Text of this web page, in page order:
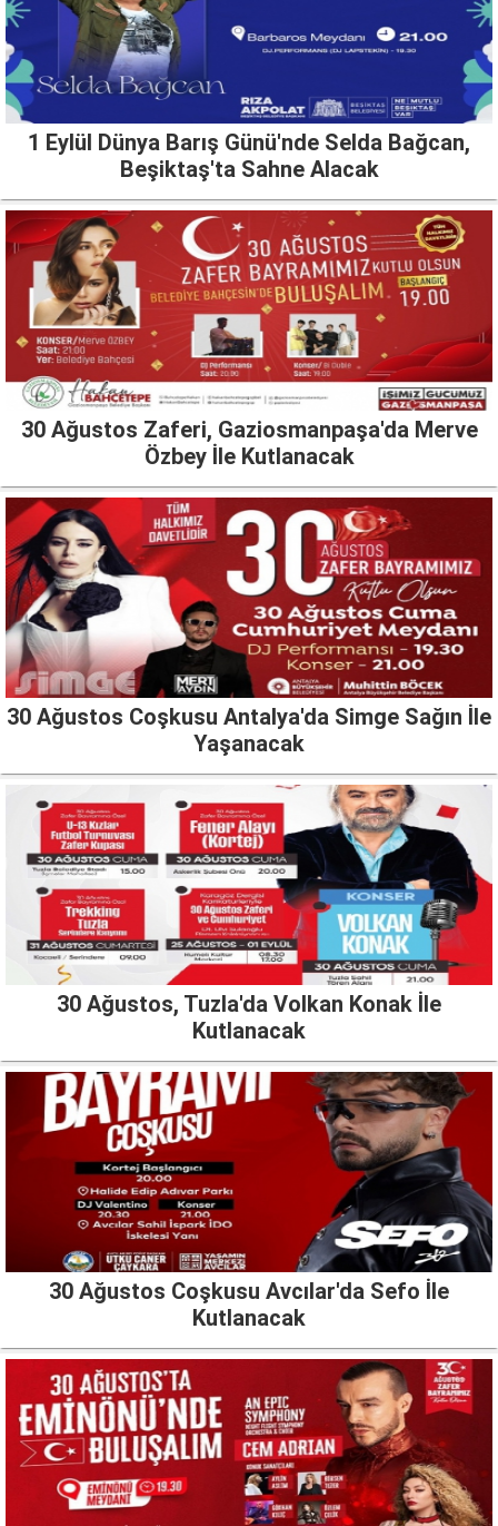
1 Eylül Dünya Barış Günü'nde Selda Bağcan,
Beşiktaş'ta Sahne Alacak
30 Ağustos Zaferi, Gaziosmanpaşa'da Merve
Özbey İle Kutlanacak
30 Ağustos Coşkusu Antalya'da Simge Sağın İle
Yaşanacak
30 Ağustos, Tuzla'da Volkan Konak İle
Kutlanacak
30 Ağustos Coşkusu Avcılar'da Sefo İle
Kutlanacak